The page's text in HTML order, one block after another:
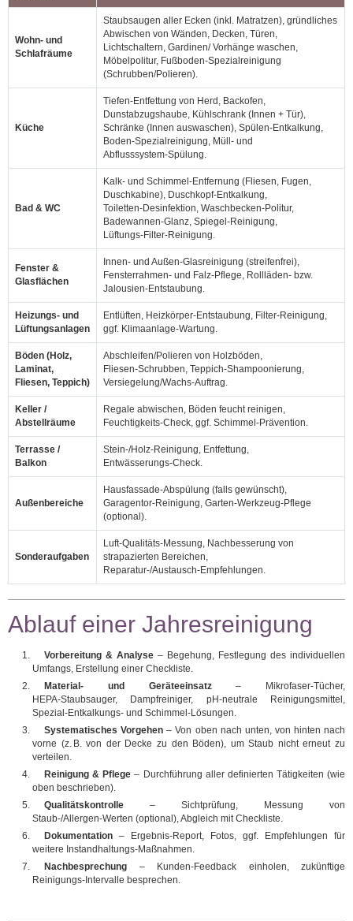
Wohn- und
Schlafräume
Staubsaugen aller Ecken (inkl. Matratzen), gründliches
Abwischen von Wänden, Decken, Türen,
Lichtschaltern, Gardinen/ Vorhänge waschen,
Möbelpolitur, Fußboden‑Spezialreinigung
(Schrubben/Polieren).
Küche
Tiefen‑Entfettung von Herd, Backofen,
Dunstabzugshaube, Kühlschrank (Innen + Tür),
Schränke (Innen auswaschen), Spülen‑Entkalkung,
Boden‑Spezialreinigung, Müll‑ und
Abflusssystem‑Spülung.
Bad & WC
Kalk‑ und Schimmel‑Entfernung (Fliesen, Fugen,
Duschkabine), Duschkopf‑Entkalkung,
Toiletten‑Desinfektion, Waschbecken‑Politur,
Badewannen‑Glanz, Spiegel‑Reinigung,
Lüftungs‑Filter‑Reinigung.
Fenster &
Glasflächen
Innen‑ und Außen‑Glasreinigung (streifenfrei),
Fensterrahmen‑ und Falz‑Pflege, Rollläden‑ bzw.
Jalousien‑Entstaubung.
Heizungs‑ und
Lüftungsanlagen
Entlüften, Heizkörper‑Entstaubung, Filter‑Reinigung,
ggf. Klimaanlage‑Wartung.
Böden (Holz,
Laminat,
Fliesen, Teppich)
Abschleifen/Polieren von Holzböden,
Fliesen‑Schrubben, Teppich‑Shampoonierung,
Versiegelung/Wachs‑Auftrag.
Keller /
Abstellräume
Regale abwischen, Böden feucht reinigen,
Feuchtigkeits‑Check, ggf. Schimmel‑Prävention.
Terrasse /
Balkon
Stein‑/Holz‑Reinigung, Entfettung,
Entwässerungs‑Check.
Außenbereiche
Hausfassade‑Abspülung (falls gewünscht),
Garagentor‑Reinigung, Garten‑Werkzeug‑Pflege
(optional).
Sonderaufgaben
Luft‑Qualitäts‑Messung, Nachbesserung von
strapazierten Bereichen,
Reparatur‑/Austausch‑Empfehlungen.
Ablauf einer Jahresreinigung
Vorbereitung & Analyse – Begehung, Festlegung des individuellen
Umfangs, Erstellung einer Checkliste.
Material‑ und Geräteeinsatz– Mikrofaser‑Tücher,
HEPA‑Staubsauger, Dampfreiniger, pH‑neutrale Reinigungsmittel,
Spezial‑Entkalkungs‑ und Schimmel‑Lösungen.
Systematisches Vorgehen – Von oben nach unten, von hinten nach
vorne (z. B. von der Decke zu den Böden), um Staub nicht erneut zu
verteilen.
Reinigung & Pflege – Durchführung aller definierten Tätigkeiten (wie
oben beschrieben).
Qualitätskontrolle – Sichtprüfung, Messung von
Staub‑/Allergen‑Werten (optional), Abgleich mit Checkliste.
Dokumentation – Ergebnis‑Report, Fotos, ggf. Empfehlungen für
weitere Instandhaltungs‑Maßnahmen.
Nachbesprechung – Kunden‑Feedback einholen, zukünftige
Reinigungs‑Intervalle besprechen.